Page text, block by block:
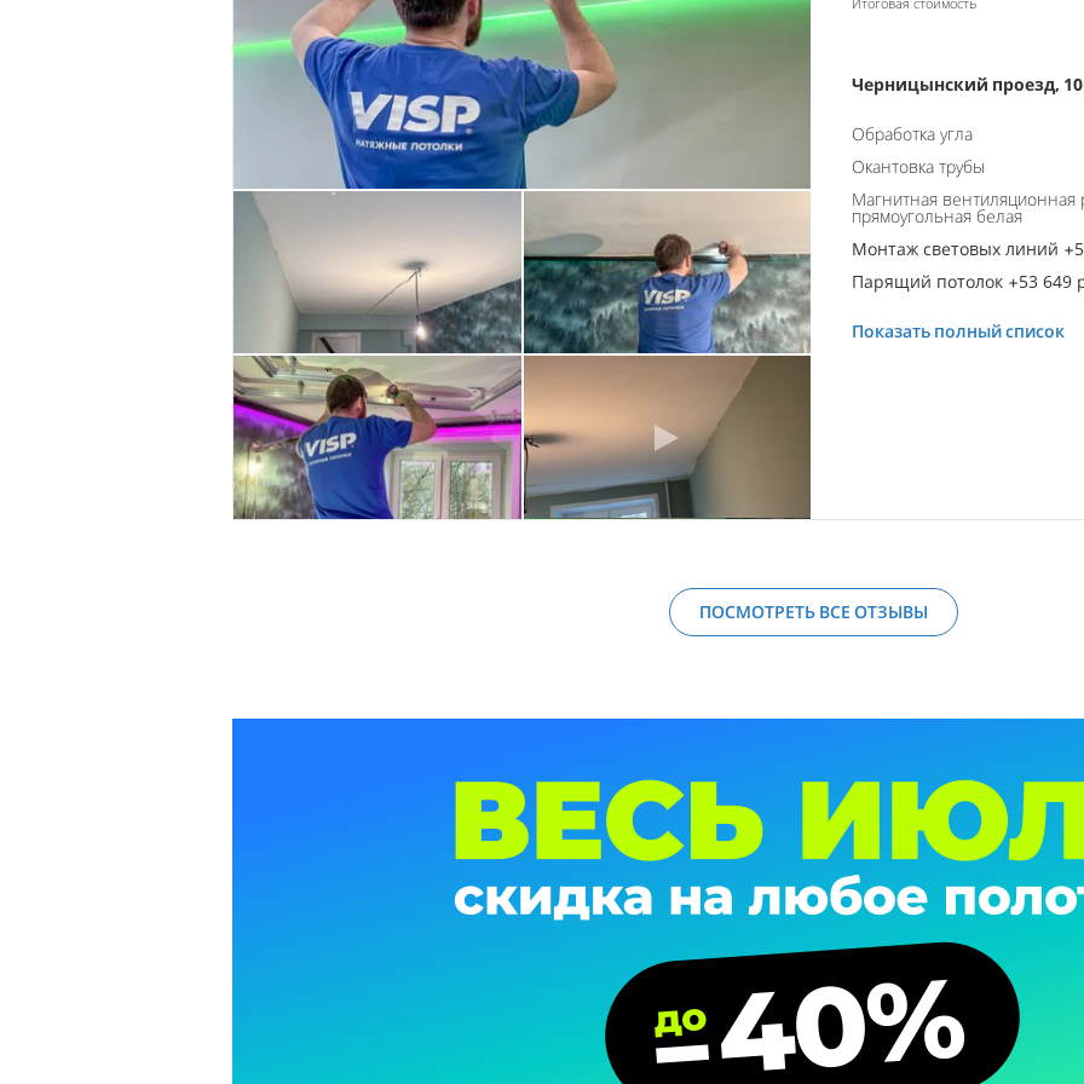
Черницынский проезд,
Обработка угла
Окантовка трубы
Магнитная вентиляционная
прямоугольная белая
Монтаж световых линий
Парящий потолок +53 649
Показать полный список
ПОСМОТРЕТЬ ВСЕ ОТЗЫВЫ